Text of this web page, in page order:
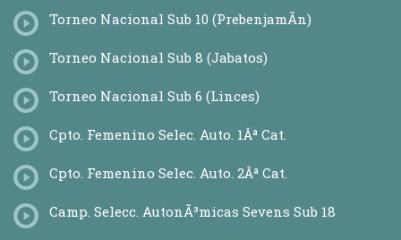
Torneo Nacional Sub 10 (PrebenjamÃ­n)
Torneo Nacional Sub 8 (Jabatos)
Torneo Nacional Sub 6 (Linces)
Cpto. Femenino Selec. Auto. 1Âª Cat.
Cpto. Femenino Selec. Auto. 2Âª Cat.
Camp. Selecc. AutonÃ³micas Sevens Sub 18